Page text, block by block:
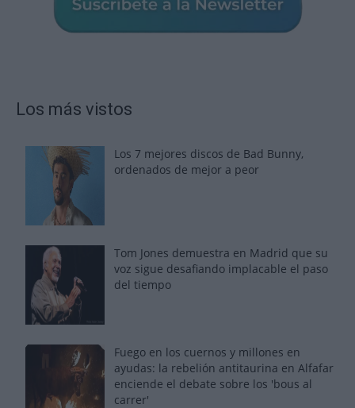
Los más vistos
Los 7 mejores discos de Bad Bunny,
ordenados de mejor a peor
Tom Jones demuestra en Madrid que su
voz sigue desafiando implacable el paso
del tiempo
Fuego en los cuernos y millones en
ayudas: la rebelión antitaurina en Alfafar
enciende el debate sobre los 'bous al
carrer'